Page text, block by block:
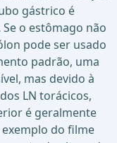
gástrico é
o estômago não
pode ser usado
padrão, uma
mas devido à
LN torácicos,
é geralmente
do filme